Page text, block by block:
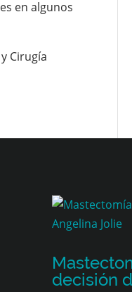
en algunos
Cirugía
decisión